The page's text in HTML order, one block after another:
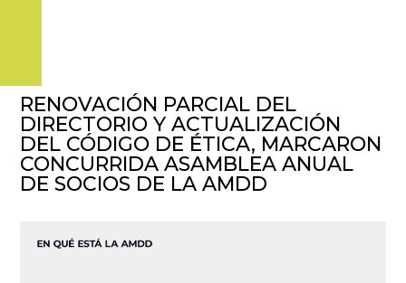
RENOVACIÓN PARCIAL DEL
DIRECTORIO Y ACTUALIZACIÓN
DEL CÓDIGO DE ÉTICA, MARCARON
CONCURRIDA ASAMBLEA ANUAL
DE SOCIOS DE LA AMDD